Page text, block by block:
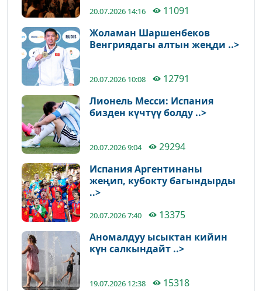
20.07.2026 14:16
11091
Жоламан Шаршенбеков
Венгриядагы алтын жеңди ..>
20.07.2026 10:08
12791
Лионель Месси: Испания
бизден күчтүү болду ..>
20.07.2026 9:04
29294
Испания Аргентинаны
жеңип, кубокту багындырды
..>
20.07.2026 7:40
13375
Аномалдуу ысыктан кийин
күн салкындайт ..>
19.07.2026 12:38 15318